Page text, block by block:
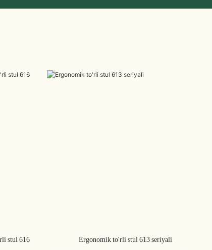
stul 616
Ergonomik to'rli stul 613 seriyali